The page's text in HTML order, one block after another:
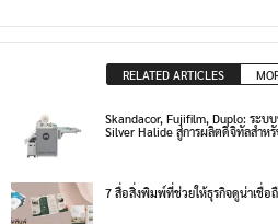
RELATED ARTICLES
Skandacor, Fujifilm, Duplo: ระ
Silver Halide สู่การผลิตดิจิทัลสำหรั
7 สื่อสิ่งพิมพ์ที่ช่วยให้ธุรกิจดูน่าเชื่